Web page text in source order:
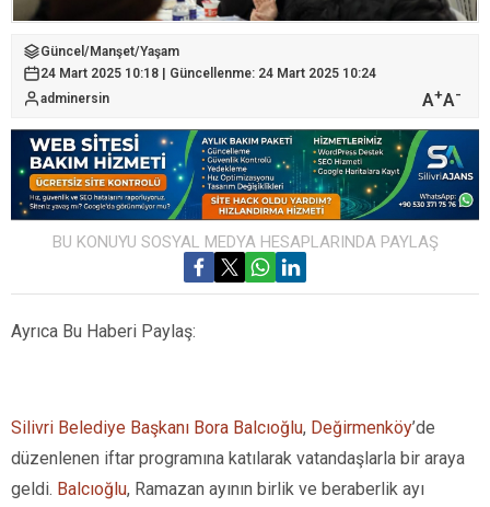
Güncel /Manşet/Yaşam
24 Mart 2025 10:18 | Güncellenme: 24 Mart 2025 10:24
adminersin
A+A-
BU KONUYU SOSYAL MEDYA HESAPLARINDA PAYLAŞ
Ayrıca Bu Haberi Paylaş:
Silivri Belediye Başkanı Bora Balcıoğlu, Değirmenköy’de
düzenlenen iftar programına katılarak vatandaşlarla bir araya
geldi. Balcıoğlu, Ramazan ayının birlik ve beraberlik ayı